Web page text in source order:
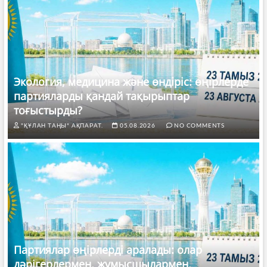
Экология, медицина және өндіріс: өңірлерде
партияларды қандай тақырыптар
тоғыстырды?
"ҚҰЛАН ТАҢЫ" АҚПАРАТ. 05.08.2026 NO COMMENTS
Партиялар өңірлерді аралады: олар
дәрігерлермен, жұмысшылармен,